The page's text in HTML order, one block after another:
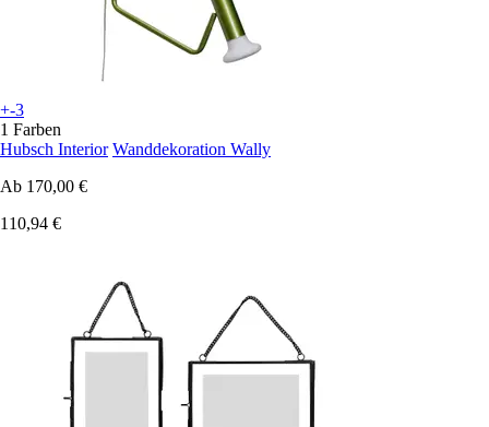
+-3
1 Farben
Hubsch Interior Wanddekoration Wally
Ab 170,00 €
110,94 €